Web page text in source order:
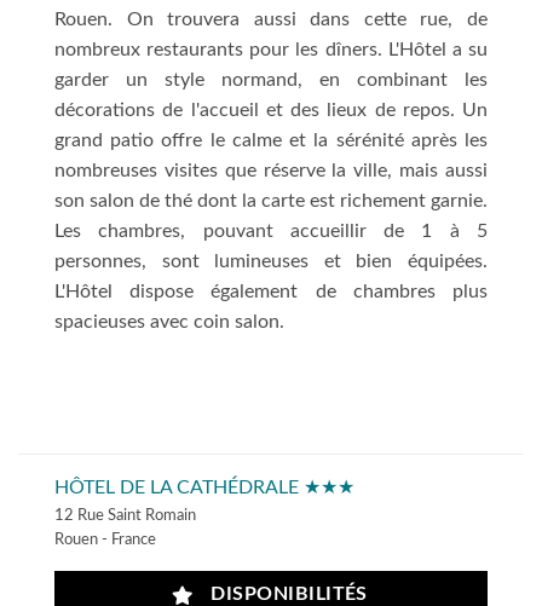
Rouen. On trouvera aussi dans cette rue, de
nombreux restaurants pour les dîners. L'Hôtel a su
garder un style normand, en combinant les
décorations de l'accueil et des lieux de repos. Un
grand patio offre le calme et la sérénité après les
nombreuses visites que réserve la ville, mais aussi
son salon de thé dont la carte est richement garnie.
Les chambres, pouvant accueillir de 1 à 5
personnes, sont lumineuses et bien équipées.
L'Hôtel dispose également de chambres plus
spacieuses avec coin salon.
HÔTEL DE LA CATHÉDRALE ★★★
12 Rue Saint Romain
Rouen - France
DISPONIBILITÉS